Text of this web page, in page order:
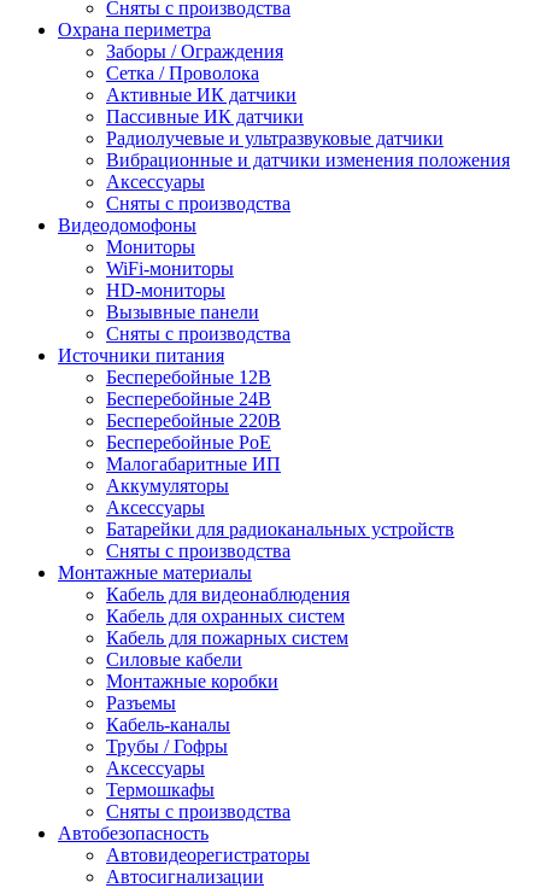
Сняты с производства
Охрана периметра
Заборы / Ограждения
Сетка / Проволока
Активные ИК датчики
Пассивные ИК датчики
Радиолучевые и ультразвуковые датчики
Вибрационные и датчики изменения положения
Аксессуары
Сняты с производства
Видеодомофоны
Мониторы
WiFi-мониторы
HD-мониторы
Вызывные панели
Сняты с производства
Источники питания
Бесперебойные 12В
Бесперебойные 24В
Бесперебойные 220В
Бесперебойные PoE
Малогабаритные ИП
Аккумуляторы
Аксессуары
Батарейки для радиоканальных устройств
Сняты с производства
Монтажные материалы
Кабель для видеонаблюдения
Кабель для охранных систем
Кабель для пожарных систем
Силовые кабели
Монтажные коробки
Разъемы
Кабель-каналы
Трубы / Гофры
Аксессуары
Термошкафы
Сняты с производства
Автобезопасность
Автовидеорегистраторы
Автосигнализации